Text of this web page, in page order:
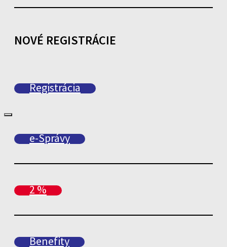
NOVÉ REGISTRÁCIE
Registrácia
e-Správy
2 %
Benefity